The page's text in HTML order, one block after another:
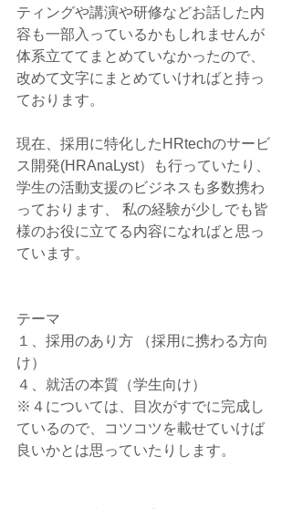
ティングや講演や研修などお話した内
容も一部入っているかもしれませんが
体系立ててまとめていなかったので、
改めて文字にまとめていければと持っ
ております。
現在、採用に特化したHRtechのサービ
ス開発(HRAnaLyst）も行っていたり、
学生の活動支援のビジネスも多数携わ
っております、 私の経験が少しでも皆
様のお役に立てる内容になればと思っ
ています。
テーマ
１、採用のあり方 （採用に携わる方向
け）
４、就活の本質（学生向け）
※４については、目次がすでに完成し
ているので、コツコツを載せていけば
良いかとは思っていたりします。